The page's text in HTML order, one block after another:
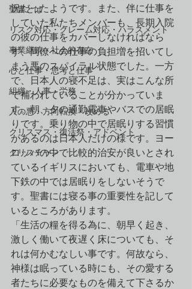
聖書とは
リスク対応・クレーム対応・ハラスメント
事業継続・社会的存在
心と仕事・思考と仕事
組織・人事・労務
人の悪・方向転換・改める
クリスマス・復活祭・アドベント
クリスチャン
況だったようです。また、伴に仕事を
していた私たちメンバーも、長期入院
の彼の仕事をカバーしなければなら
ず、同僚への仕事の負担増を招いてし
まう悪のスパイラル状態でした。一方
で、日本人の寝不足は、実はこんな所
で補われていることが分かっていま
す。朝、夕の通勤電車やバスでの居眠
りです。乗り物の中で居眠りする習慣
があるのは日本人だけの様です。ヨー
ロッパの中で比較的治安が良いとされ
ているイギリスにおいても、電車や地
下鉄の中では居眠りをしないそうで
す。聖書には寝る事の重要性を記して
いるところがあります。
「生活の糧を得る為に、朝早く起き、
激しく働いて夜遅く床についても、そ
れは何かむなしい事です。何故なら、
神様は眠っている時にも、その愛する
者たちに必要なものを備えて下さるか